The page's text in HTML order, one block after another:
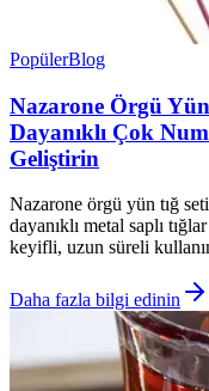
PopülerBlog
Nazarone Örgü
Dayanıklı Çok
Geliştirin
Nazarone örgü yün tığ
dayanıklı metal saplı
keyifli, uzun süreli
Daha fazla bilgi edinin